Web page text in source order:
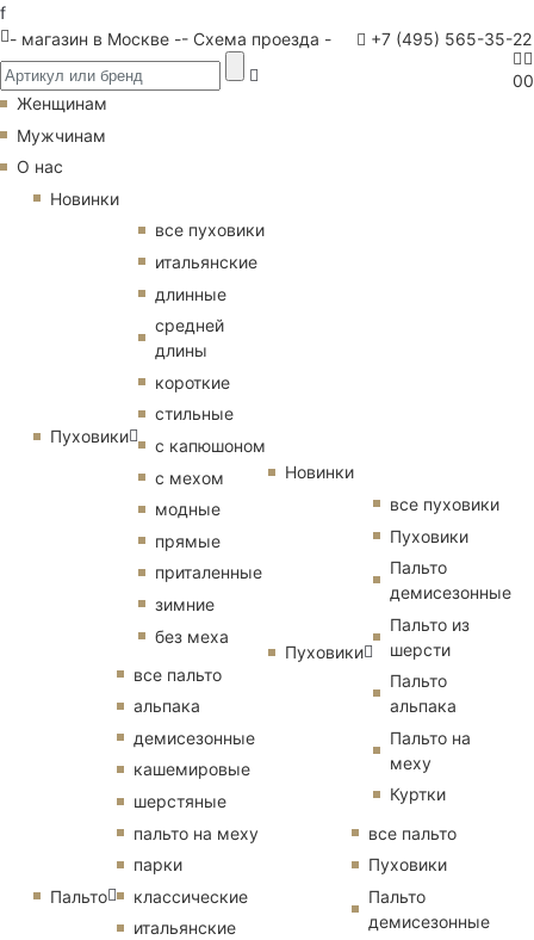
f
- магазин в Москве -- Схема проезда - +7 (495) 565-35-22
00
Женщинам
Мужчинам
О нас
Новинки
Пуховики
все пуховики
итальянские
длинные
средней
длины
короткие
стильные
с капюшоном
с мехом
модные
прямые
приталенные
зимние
без меха
Пальто
все пальто
альпака
демисезонные
кашемировые
шерстяные
пальто на меху
парки
классические
итальянские
Новинки
Пуховики
все пуховики
Пуховики
Пальто
демисезонные
Пальто из
шерсти
Пальто
альпака
Пальто на
меху
Куртки
все пальто
Пуховики
Пальто
демисезонные